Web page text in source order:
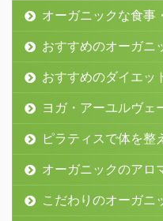
オーガニックな食事
おすすめのオーガニ
おすすめのダイエッ
ヨガ・アーユルヴェ
ピラティスで体を整
オーガニックのアロ
こだわりのオーガニ